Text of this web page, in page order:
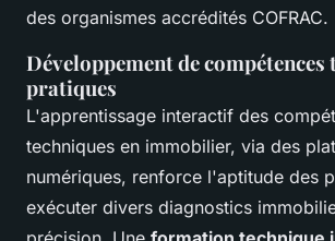
des organismes accrédités COFRAC.
Développement de compétences
pratiques
L'apprentissage interactif des
techniques en immobilier, via des
numériques, renforce l'aptitude des
exécuter divers diagnostics